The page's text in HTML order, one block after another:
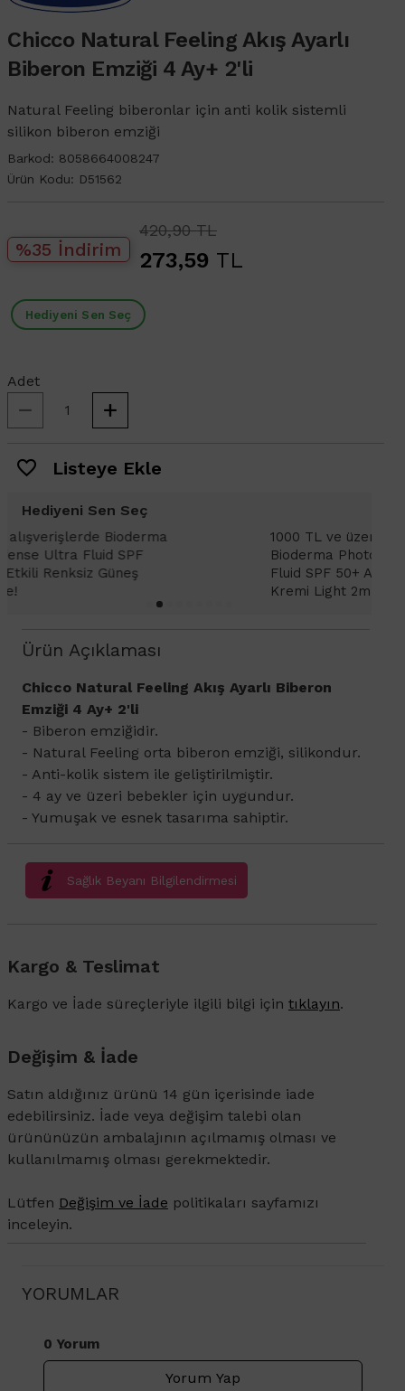
Chicco Natural Feeling Akış Ayarlı
Biberon Emziği 4 Ay+ 2'li
Natural Feeling biberonlar için anti kolik sistemli
silikon biberon emziği
Barkod: 8058664008247
Ürün Kodu: D51562
%35 İndirim
420,90 TL
273,59 TL
Hediyeni Sen Seç
Adet
Listeye Ekle
Hediyeni Sen Seç
1000 TL ve üzeri alışverişlerinizde
Bioderma Photoderm XDefense Ultra
Fluid SPF 50+ Antioksidan Renkli Güneş
Ürün Açıklaması
Chicco Natural Feeling Akış Ayarlı Biberon
Emziği 4 Ay+ 2'li
- Biberon emziğidir.
- Natural Feeling orta biberon emziği, silikondur.
- Anti-kolik sistem ile geliştirilmiştir.
- 4 ay ve üzeri bebekler için uygundur.
- Yumuşak ve esnek tasarıma sahiptir.
Sağlık Beyanı Bilgilendirmesi
Kargo & Teslimat
Kargo ve İade süreçleriyle ilgili bilgi için tıklayın.
Değişim & İade
Satın aldığınız ürünü 14 gün içerisinde iade
edebilirsiniz. İade veya değişim talebi olan
ürününüzün ambalajının açılmamış olması ve
kullanılmamış olması gerekmektedir.
Lütfen Değişim ve İade politikaları sayfamızı
inceleyin.
YORUMLAR
0 Yorum
Yorum Yap